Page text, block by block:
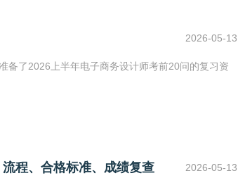
2026-05-13
备了2026上半年电子商务设计师考前20问的复习资
程、合格标准、成绩复查 2026-05-13